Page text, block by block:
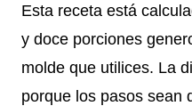
Esta receta está
y doce porciones
molde que utilices. La
porque los pasos sean